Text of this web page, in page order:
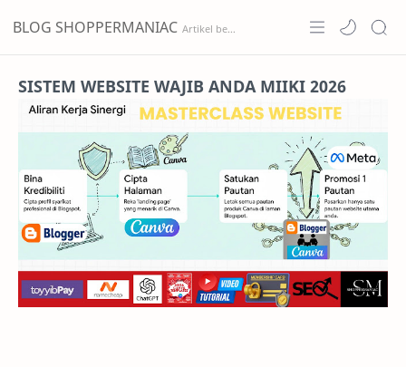
BLOG SHOPPERMANIAC
Projects
Features
Pricing
RTL Mode
SISTEM WEBSITE WAJIB ANDA MIIKI 2026